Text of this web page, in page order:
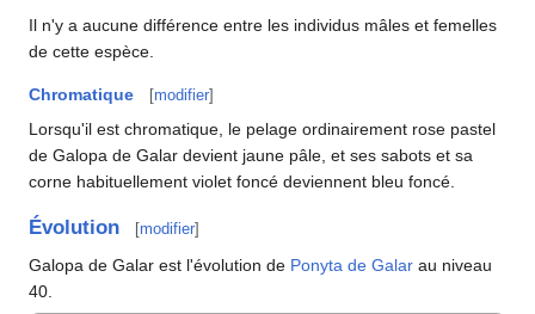
Il n'y a aucune différence entre les individus mâles et femelles
de cette espèce.
Chromatique [modifier]
Lorsqu'il est chromatique, le pelage ordinairement rose pastel
de Galopa de Galar devient jaune pâle, et ses sabots et sa
corne habituellement violet foncé deviennent bleu foncé.
Évolution [modifier]
Galopa de Galar est l'évolution de Ponyta de Galar au niveau
40.